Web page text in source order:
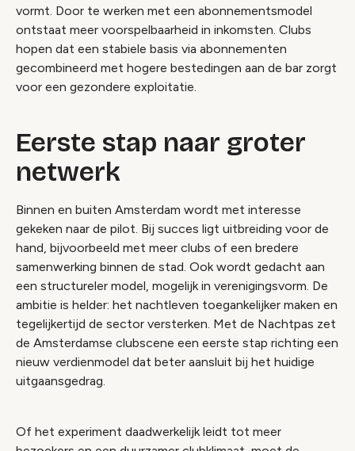
vormt. Door te werken met een abonnementsmodel
ontstaat meer voorspelbaarheid in inkomsten. Clubs
hopen dat een stabiele basis via abonnementen
gecombineerd met hogere bestedingen aan de bar zorgt
voor een gezondere exploitatie.
Eerste stap naar groter
netwerk
Binnen en buiten Amsterdam wordt met interesse
gekeken naar de pilot. Bij succes ligt uitbreiding voor de
hand, bijvoorbeeld met meer clubs of een bredere
samenwerking binnen de stad. Ook wordt gedacht aan
een structureler model, mogelijk in verenigingsvorm. De
ambitie is helder: het nachtleven toegankelijker maken en
tegelijkertijd de sector versterken. Met de Nachtpas zet
de Amsterdamse clubscene een eerste stap richting een
nieuw verdienmodel dat beter aansluit bij het huidige
uitgaansgedrag.
Of het experiment daadwerkelijk leidt tot meer